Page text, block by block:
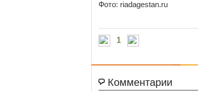
Фото: riadagestan.ru
1
Комментарии